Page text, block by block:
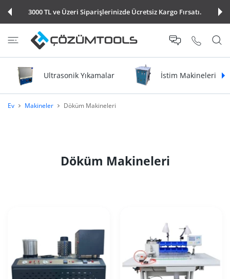
ATLA 3000 TL ve Üzeri Siparişlerinizde Ücretsiz Kargo Fırsatı.
Ultrasonik Yıkamalar İstim Makineleri
Ev Makineler Döküm Makineleri
Döküm Makineleri